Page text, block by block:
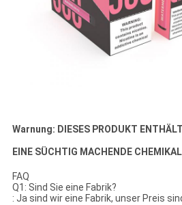
Warnung: DIESES PRODUKT
EINE SÜCHTIG MACHENDE
FAQ
Q1: Sind Sie eine Fabrik?
: Ja sind wir eine Fabrik, unser Preis